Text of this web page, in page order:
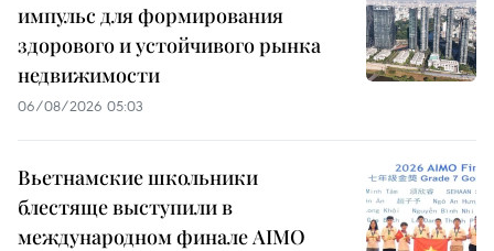
импульс для формирования
здорового и устойчивого рынка
недвижимости
06/08/2026 05:03
Вьетнамские школьники
блестяще выступили в
международном финале AIMO